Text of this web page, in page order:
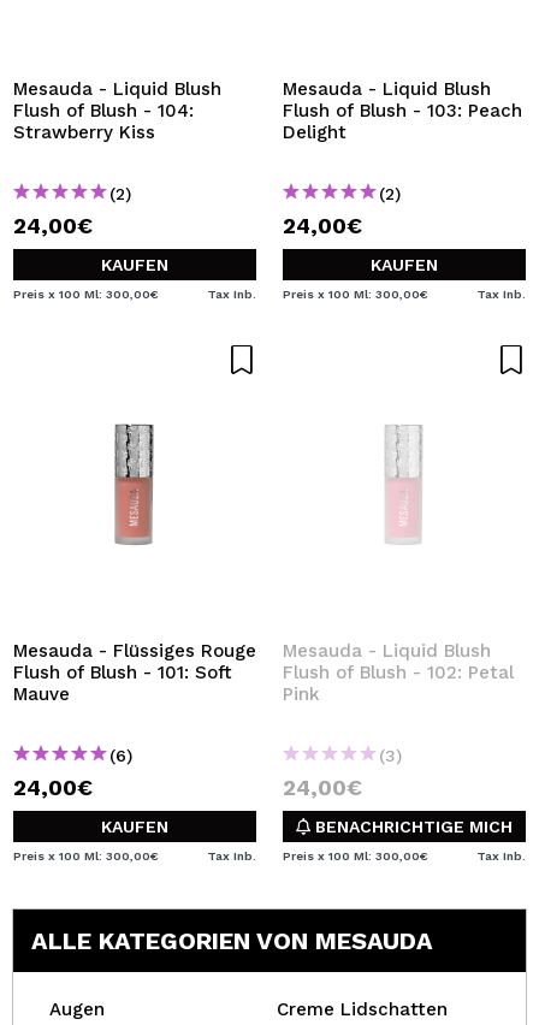
Durch die Erstellung eines Kontos bei Maquillalia.de
können Sie Ihre Einkäufe schnell tätigen, den Status Ihrer
Bestellungen überprüfen und Ihre bisherigen Vorgänge
BENUTZERKONTO ERSTELLEN
Mesauda - Liquid Blush
Flush of Blush - 104:
Strawberry Kiss
(2)
24,00€
KAUFEN
Preis x 100 Ml: 300,00€ Tax Inb.
Mesauda - Liquid Blush
Flush of Blush - 103: Peach
Delight
(2)
24,00€
KAUFEN
Preis x 100 Ml: 300,00€ Tax Inb.
Mesauda - Flüssiges Rouge
Flush of Blush - 101: Soft
Mauve
(6)
24,00€
KAUFEN
Preis x 100 Ml: 300,00€ Tax Inb.
Mesauda - Liquid Blush
Flush of Blush - 102: Petal
Pink
(3)
24,00€
BENACHRICHTIGE MICH
Preis x 100 Ml: 300,00€ Tax Inb.
ALLE KATEGORIEN VON MESAUDA
Augen Creme Lidschatten